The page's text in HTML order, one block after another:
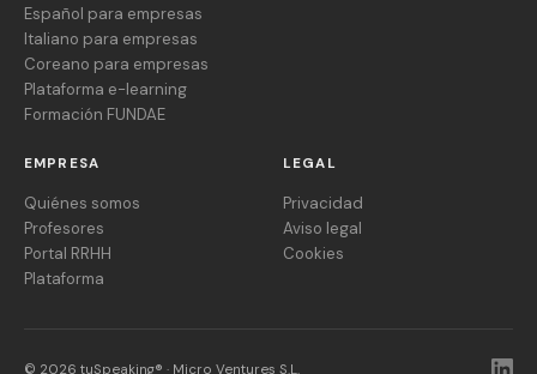
Español para empresas
Italiano para empresas
Coreano para empresas
Plataforma e-learning
Formación FUNDAE
EMPRESA
Quiénes somos
Profesores
Portal RRHH
Plataforma
LEGAL
Privacidad
Aviso legal
Cookies
© 2026 tuSpeaking® · Micro Ventures S.L.